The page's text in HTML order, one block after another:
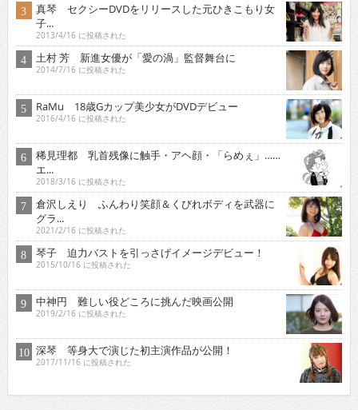
真琴 セクシーDVDをリリースした元ひきこもり女
子...
2013/4/16 に投稿された
土村 芳 新進女優が「愛の渦」監督舞台に
2014/7/16 に投稿された
RaMu 18歳Gカップ美少女がDVDデビュー
2016/4/16 に投稿された
稀見理都 乳首残像に触手・アヘ顔・「らめぇ」……
エ...
2018/3/16 に投稿された
倉沢しえり ふんわり笑顔＆くびれボディを武器に
グラ...
2021/2/16 に投稿された
琴子 迫力バストを引っさげイメージデビュー！
2015/10/16 に投稿された
中神円 難しい役どころに挑んだ映画公開
2019/2/16 に投稿された
深琴 等身大で演じた初主演作品が公開！
2017/11/16 に投稿された